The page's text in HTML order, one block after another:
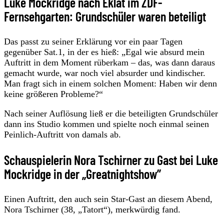
Fernsehgarten: Grundschüler waren beteiligt
Das passt zu seiner Erklärung vor ein paar Tagen
gegenüber Sat.1, in der es hieß: „Egal wie absurd mein
Auftritt in dem Moment rüberkam – das, was dann daraus
gemacht wurde, war noch viel absurder und kindischer.
Man fragt sich in einem solchen Moment: Haben wir denn
keine größeren Probleme?“
Nach seiner Auflösung ließ er die beteiligten Grundschüler
dann ins Studio kommen und spielte noch einmal seinen
Peinlich-Auftritt von damals ab.
Schauspielerin Nora Tschirner zu Gast bei Luke
Mockridge in der „Greatnightshow”
Einen Auftritt, den auch sein Star-Gast an diesem Abend,
Nora Tschirner (38, „Tatort“), merkwürdig fand.